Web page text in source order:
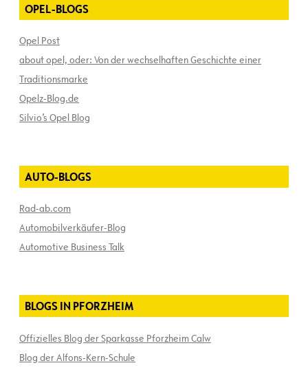
OPEL-BLOGS
Opel Post
about opel, oder: Von der wechselhaften Geschichte einer
Traditionsmarke
Opelz-Blog.de
Silvio’s Opel Blog
AUTO-BLOGS
Rad-ab.com
Automobilverkäufer-Blog
Automotive Business Talk
BLOGS IN PFORZHEIM
Offizielles Blog der Sparkasse Pforzheim Calw
Blog der Alfons-Kern-Schule